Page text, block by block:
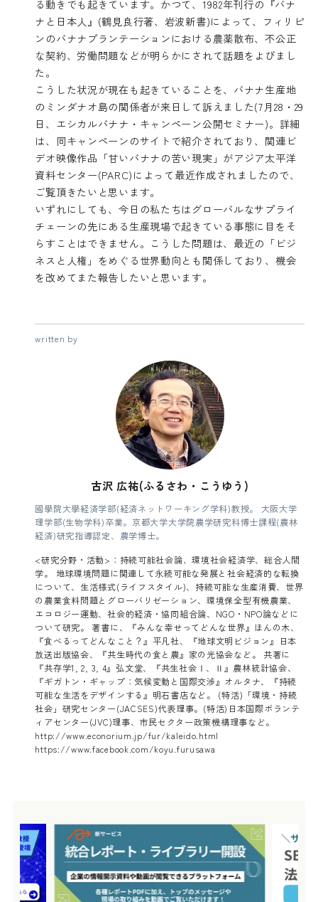
る動きでも起きています。かつて、1982年刊行の『バナ
ナと日本人』(鶴見良行著、岩波新書)によって、フィリピ
ンのバナナプランテーションにおける農薬散布、不公正
な契約、労働問題などが明らかにされて話題をよびまし
た。
こうした状況が現在も起きていることを、バナナ生産地
のミンダナオ島の関係者が来日して訴えました(7月28・29
日、エシカルバナナ・キャンペーン公開セミナー)。詳細
は、 同キャンペーンのサイト で紹介されており、関連ビ
デオ映像作品 「甘いバナナの苦い現実」 がアジア太平洋
資料センター(PARC)によって最近作成されましたので、
ご覧頂きたいと思います。
いずれにしても、今日の私たちはグローバルなサプライ
チェーンの先にある生産現場で起きている事態に目をそ
らすことはできません。こうした問題は、最近の「ビジ
ネスと人権」をめぐる世界動向とも関係しており、機会
を改めてまた報告したいと思います。
written by
古沢 広祐(ふるさわ・こうゆう)
國學院大學経済学部(経済ネットワーキング学科)教授。 大阪大学
理学部(生物学科)卒業。京都大学大学院農学研究科博士課程(農林
経済)研究指導認定、農学博士。
<研究分野・活動>：持続可能社会論、環境社会経済学、総合人間
学。 地球環境問題に関連して永続可能な発展と社会経済的な転換
について、生活様式(ライフスタイル)、持続可能な生産消費、世界
の農業食料問題とグローバリゼーション、環境保全型有機農業、
エコロジー運動、社会的経済・協同組合論、NGO・NPO論などに
ついて研究。 著書に、『みんな幸せってどんな世界』ほんの木、
『食べるってどんなこと？』平凡社、『地球文明ビジョン』日本
放送出版協会、『共生時代の食と農』家の光協会など。 共著に
『共存学1, 2, 3, 4』弘文堂、『共生社会Ⅰ、Ⅱ』農林統計協会、
『ギガトン・ギャップ：気候変動と国際交渉』オルタナ、『持続
可能な生活をデザインする』明石書店など。 (特活)「環境・持続
社会」研究センター(JACSES)代表理事。(特活)日本国際ボランテ
ィアセンター(JVC)理事、市民セクター政策機構理事など。
http://www.econorium.jp/fur/kaleido.html
https://www.facebook.com/koyu.furusawa